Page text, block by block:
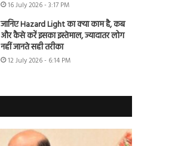
16 July 2026 - 3:17 PM
जानिए Hazard Light का क्या काम है, कब
और कैसे करें इसका इस्तेमाल, ज्यादातर लोग
नहीं जानते सही तरीका
12 July 2026 - 6:14 PM